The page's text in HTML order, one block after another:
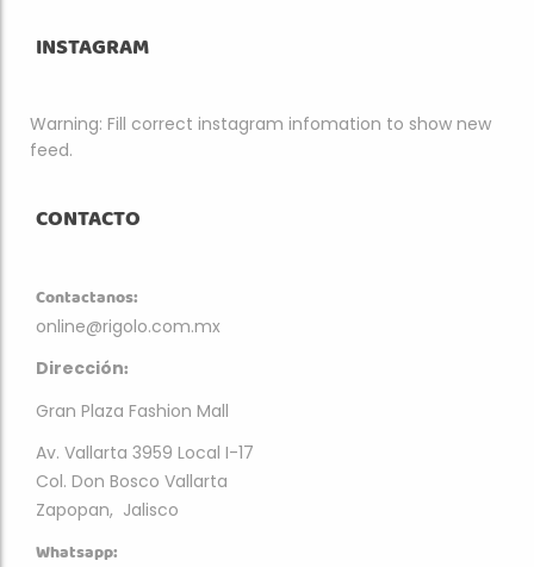
INSTAGRAM
Warning: Fill correct instagram infomation to show new
feed.
CONTACTO
Contactanos:
online@rigolo.com.mx
Dirección:
Gran Plaza Fashion Mall
Av. Vallarta 3959 Local I-17
Col. Don Bosco Vallarta
Zapopan, Jalisco
Whatsapp: